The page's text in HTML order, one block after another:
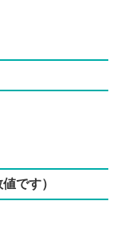
です）